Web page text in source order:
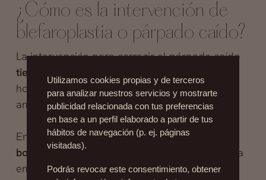
¿Cómo es la intervención de
blefaroplastia o párpado caído?
La intervención para corregir el párpado caído
tiene una duración de entre 45 minutos
hora y cuarto. Generalmente, se practica con
anestesia local y una sedación suave.
En el párpado superiorse retira la piel y las
bolsas
, mediante una incisión que queda oculta
en el pliegue,inapreciable desde el primer
Utilizamos cookies propias y de terceros
para analizar nuestros servicios y mostrarte
publicidad relacionada con tus preferencias
en base a un perfil elaborado a partir de tus
hábitos de navegación (p. ej. páginas
visitadas).
Podrás revocar este consentimiento, obtener